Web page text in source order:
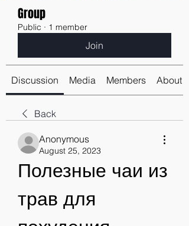
Group
Public · 1 member
Join
Discussion Media Members About
Back
Anonymous
August 25, 2023
Полезные чаи из
трав для